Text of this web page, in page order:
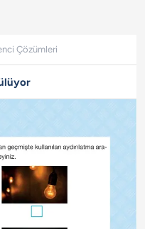
Çözümleri